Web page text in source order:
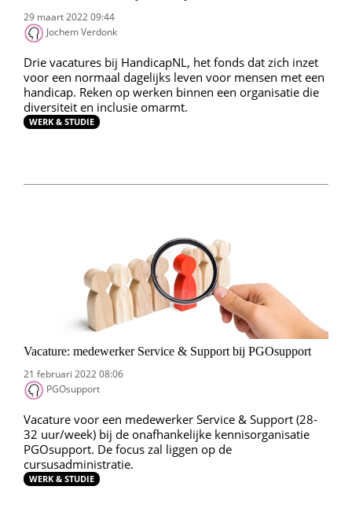
29 maart 2022 09:44
Jochem Verdonk
Drie vacatures bij HandicapNL, het fonds dat zich inzet
voor een normaal dagelijks leven voor mensen met een
handicap. Reken op werken binnen een organisatie die
diversiteit en inclusie omarmt.
WERK & STUDIE
Vacature: medewerker Service & Support bij PGOsupport
21 februari 2022 08:06
PGOsupport
Vacature voor een medewerker Service & Support (28-
32 uur/week) bij de onafhankelijke kennisorganisatie
PGOsupport. De focus zal liggen op de
cursusadministratie.
WERK & STUDIE